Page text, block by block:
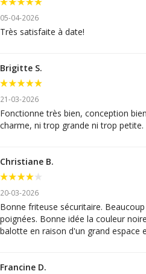
05-04-2026
Très satisfaite à date!
Brigitte S.
21-03-2026
Fonctionne très bien, conception
charme, ni trop grande ni trop petite.
Christiane B.
20-03-2026
Bonne friteuse sécuritaire.
poignées. Bonne idée la couleur
balotte en raison d'un grand espace
Francine D.